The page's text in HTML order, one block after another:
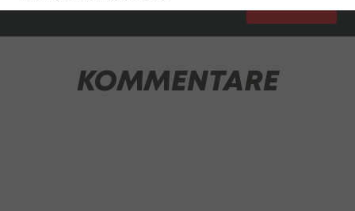
KOMMENTARE